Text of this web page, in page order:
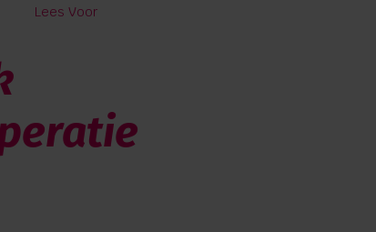
Lees Voor